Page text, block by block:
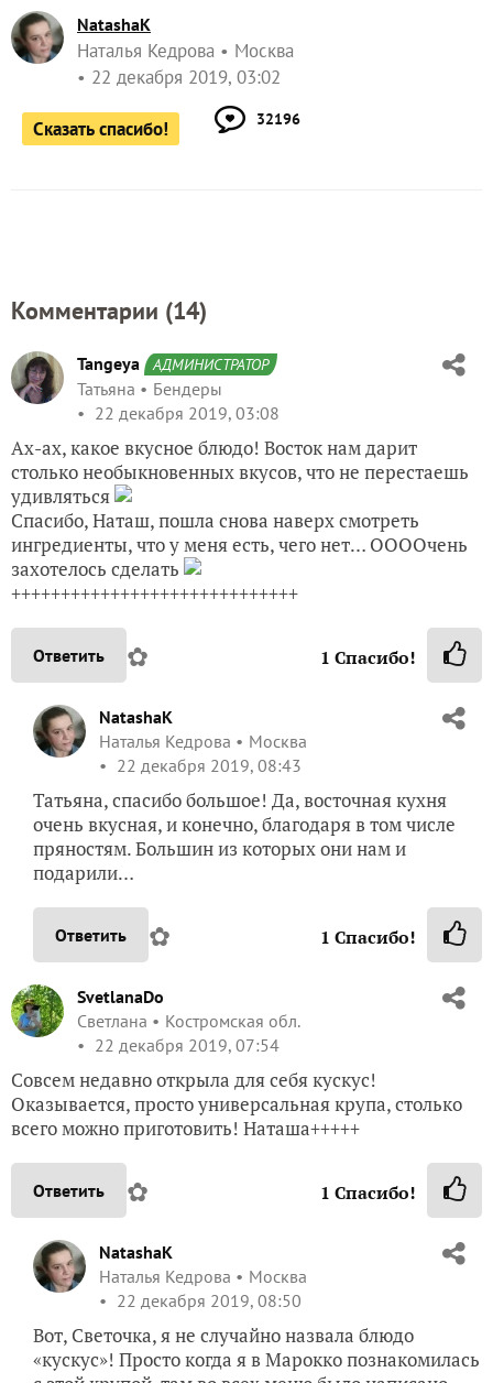
NatashaK
Наталья Кедрова
Москва
22 декабря 2019, 03:02
Сказать спасибо! 32196
Комментарии (14)
Tangeya АДМИНИСТРАТОР
Татьяна
Бендеры
22 декабря 2019, 03:08
Ах-ах, какое вкусное блюдо! Восток нам дарит
столько необыкновенных вкусов, что не перестаешь
удивляться
Спасибо, Наташ, пошла снова наверх смотреть
ингредиенты, что у меня есть, чего нет… ООООчень
захотелось сделать
+++++++++++++++++++++++++++++
Ответить ✿ 1 Спасибо!
NatashaK
Наталья Кедрова
Москва
22 декабря 2019, 08:43
Татьяна, спасибо большое! Да, восточная кухня
очень вкусная, и конечно, благодаря в том числе
пряностям. Большин из которых они нам и
подарили…
Ответить ✿ 1 Спасибо!
SvetlanaDo
Светлана
Костромская обл.
22 декабря 2019, 07:54
Совсем недавно открыла для себя кускус!
Оказывается, просто универсальная крупа, столько
всего можно приготовить! Наташа+++++
Ответить ✿ 1 Спасибо!
NatashaK
Наталья Кедрова
Москва
22 декабря 2019, 08:50
Вот, Светочка, я не случайно назвала блюдо
«кускус»! Просто когда я в Марокко познакомилась
с этой крупой, там во всех меню было написано